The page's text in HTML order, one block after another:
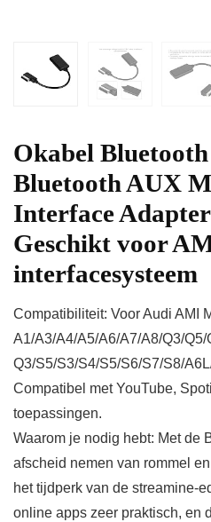
Okabel
Bluetooth AUX
Interface
Geschikt voor
interfacesysteem
Compatibiliteit: Voor Audi AMI
A1/A3/A4/A5/A6/A7/A8/Q3/
Q3/S5/S3/S4/S5/S6/S7/S8/
Compatibel met YouTube,
toepassingen.
Waarom je nodig hebt: Met de
afscheid nemen van rommel
het tijdperk van de streamine-
online apps zeer praktisch, en